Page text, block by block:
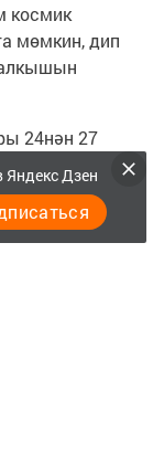
космик
мөмкин, дип
24нән 27
Дзен